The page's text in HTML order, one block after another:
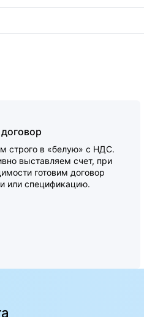
строго в «белую» с НДС.
выставляем счет, при
готовим договор
или спецификацию.